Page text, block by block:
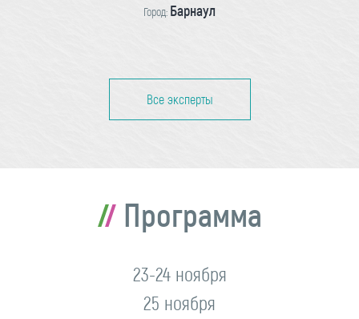
Город: Барнаул
Все эксперты
Программа
23-24 ноября
25 ноября